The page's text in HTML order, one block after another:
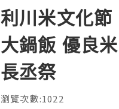
利川米文化節
大鍋飯 優良
長丞祭
瀏覽次數:1022